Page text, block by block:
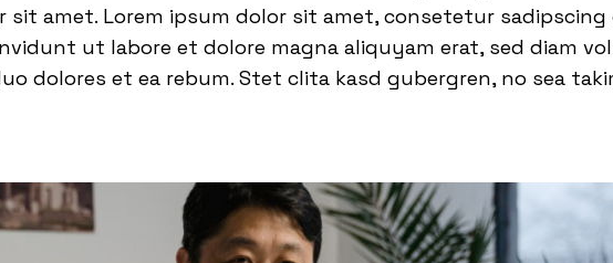
sit amet. Lorem ipsum dolor sit amet, consetetur sadipscing
ut labore et dolore magna aliquyam erat, sed diam
dolores et ea rebum. Stet clita kasd gubergren, no sea